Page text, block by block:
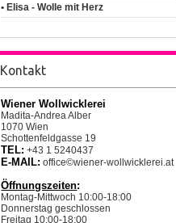
• Elisa - Wolle mit Herz
Kontakt
Wiener Wollwicklerei
Madita-Andrea Alber
1070 Wien
Schottenfeldgasse 19
TEL: +43 1 5240437
E-MAIL: office©wiener-wollwicklerei.at
Öffnungszeiten:
Montag-Mittwoch 10:00-18:00
Donnerstag geschlossen
Freitag 10:00-18:00